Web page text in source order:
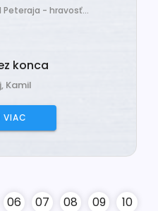
Peteraja - hravosť...
konca
Kamil
VIAC
06 07 08 09 10